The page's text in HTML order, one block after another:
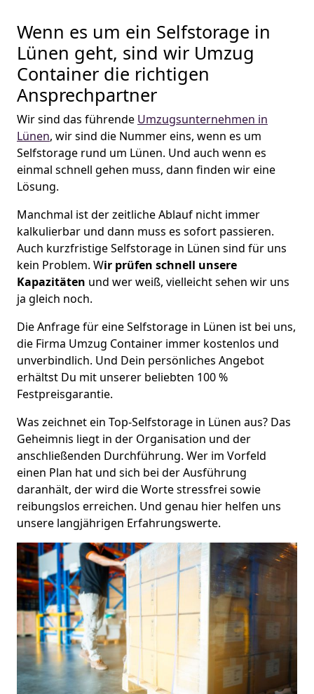
Wenn es um ein Selfstorage in
Lünen geht, sind wir Umzug
Container die richtigen
Ansprechpartner
Wir sind das führende Umzugsunternehmen in
Lünen, wir sind die Nummer eins, wenn es um
Selfstorage rund um Lünen. Und auch wenn es
einmal schnell gehen muss, dann finden wir eine
Lösung.
Manchmal ist der zeitliche Ablauf nicht immer
kalkulierbar und dann muss es sofort passieren.
Auch kurzfristige Selfstorage in Lünen sind für uns
kein Problem. Wir prüfen schnell unsere
Kapazitäten und wer weiß, vielleicht sehen wir uns
ja gleich noch.
Die Anfrage für eine Selfstorage in Lünen ist bei uns,
die Firma Umzug Container immer kostenlos und
unverbindlich. Und Dein persönliches Angebot
erhältst Du mit unserer beliebten 100 %
Festpreisgarantie.
Was zeichnet ein Top-Selfstorage in Lünen aus? Das
Geheimnis liegt in der Organisation und der
anschließenden Durchführung. Wer im Vorfeld
einen Plan hat und sich bei der Ausführung
daranhält, der wird die Worte stressfrei sowie
reibungslos erreichen. Und genau hier helfen uns
unsere langjährigen Erfahrungswerte.